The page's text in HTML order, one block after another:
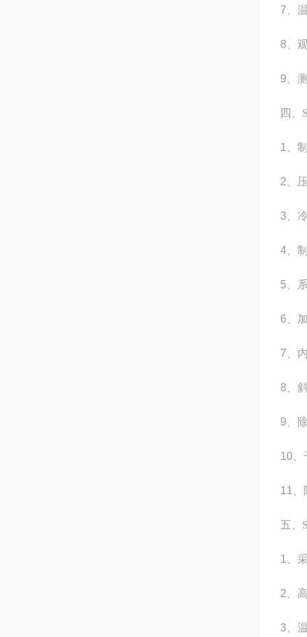
7 、
8 、
9 、
四、
1 、
2 、
3 、
4 、
5 、
6 、
7 、
8 、
9 、
10
11
五、
1 、
2 、
3 、